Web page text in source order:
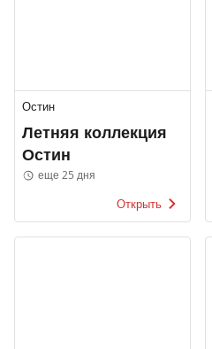
Остин
Летняя коллекция
Остин
еще 25 дня
Открыть